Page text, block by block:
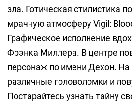
зла. Готическая стилистика
мрачную атмосферу Vigil:
Графическое исполнение
Фрэнка Миллера. В центре
персонаж по имени Дехон. На
различные головоломки и
Постарайтесь узнать тайну